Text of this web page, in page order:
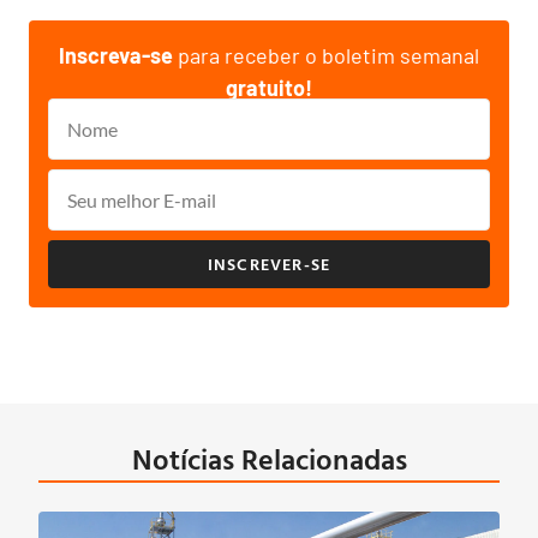
Inscreva-se para receber o boletim semanal
gratuito!
INSCREVER-SE
Notícias Relacionadas